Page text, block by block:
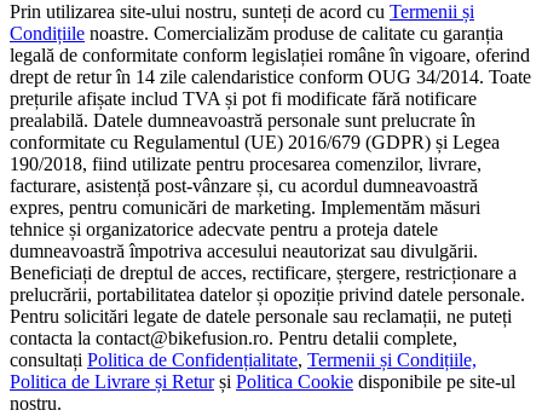
Prin utilizarea site-ului nostru, sunteți de acord cu Termenii și
Condițiile noastre. Comercializăm produse de calitate cu garanția
legală de conformitate conform legislației române în vigoare, oferind
drept de retur în 14 zile calendaristice conform OUG 34/2014. Toate
prețurile afișate includ TVA și pot fi modificate fără notificare
prealabilă. Datele dumneavoastră personale sunt prelucrate în
conformitate cu Regulamentul (UE) 2016/679 (GDPR) și Legea
190/2018, fiind utilizate pentru procesarea comenzilor, livrare,
facturare, asistență post-vânzare și, cu acordul dumneavoastră
expres, pentru comunicări de marketing. Implementăm măsuri
tehnice și organizatorice adecvate pentru a proteja datele
dumneavoastră împotriva accesului neautorizat sau divulgării.
Beneficiați de dreptul de acces, rectificare, ștergere, restricționare a
prelucrării, portabilitatea datelor și opoziție privind datele personale.
Pentru solicitări legate de datele personale sau reclamații, ne puteți
contacta la contact@bikefusion.ro. Pentru detalii complete,
consultați Politica de Confidențialitate, Termenii și Condițiile,
Politica de Livrare și Returși Politica Cookie disponibile pe site-ul
nostru.